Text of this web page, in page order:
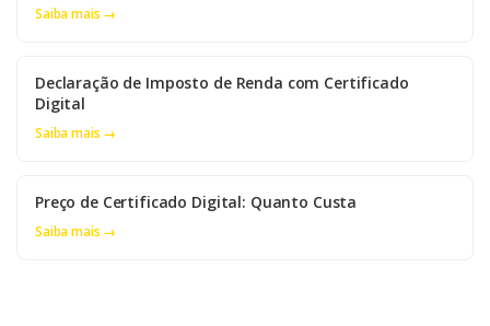
Saiba mais →
Declaração de Imposto de Renda com Certificado
Digital
Saiba mais →
Preço de Certificado Digital: Quanto Custa
Saiba mais →